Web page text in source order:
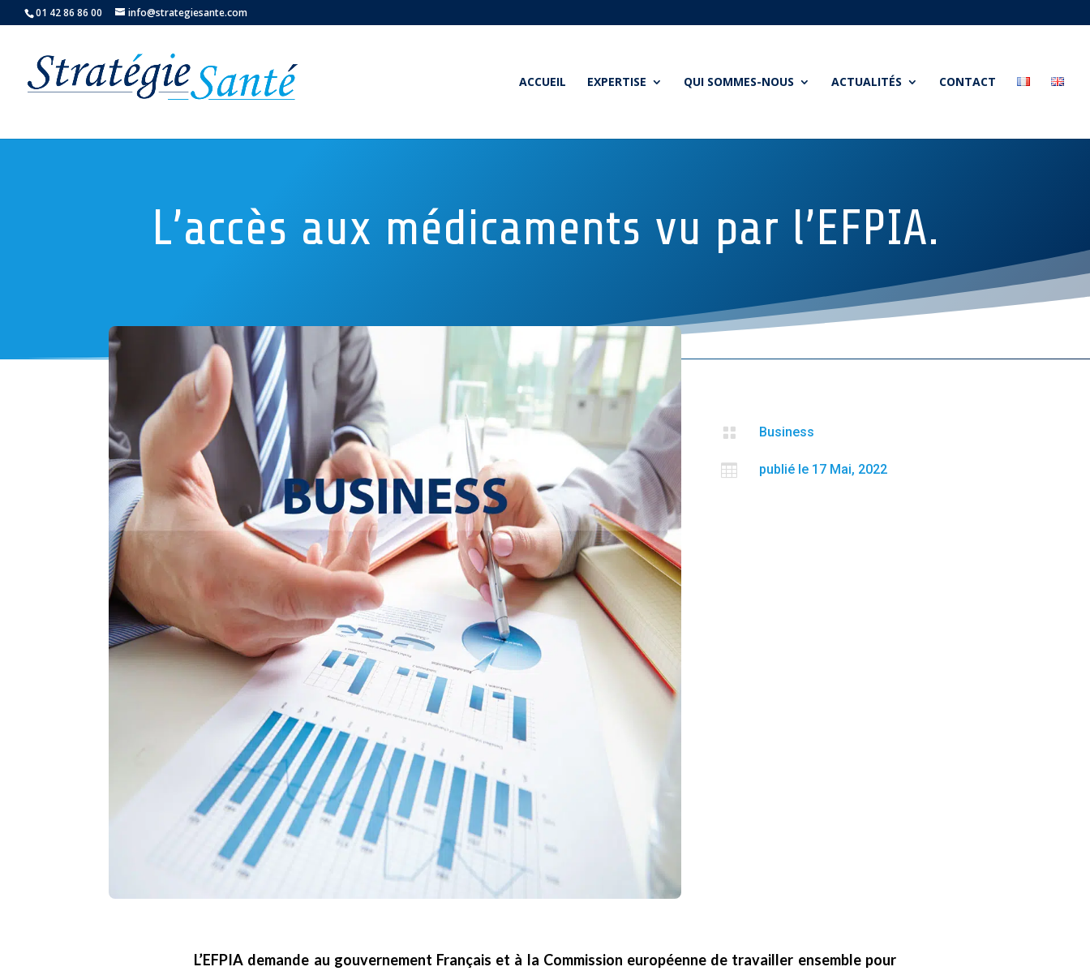
01 42 86 86 00 info@strategiesante.com
ACCUEIL EXPERTISE QUI SOMMES-NOUS ACTUALITÉS CONTACT
L’accès aux médicaments vu par l’EFPIA.
 Business
 publié le 17 Mai, 2022
L’EFPIA demande au gouvernement Français et à la Commission européenne de travailler ensemble pour